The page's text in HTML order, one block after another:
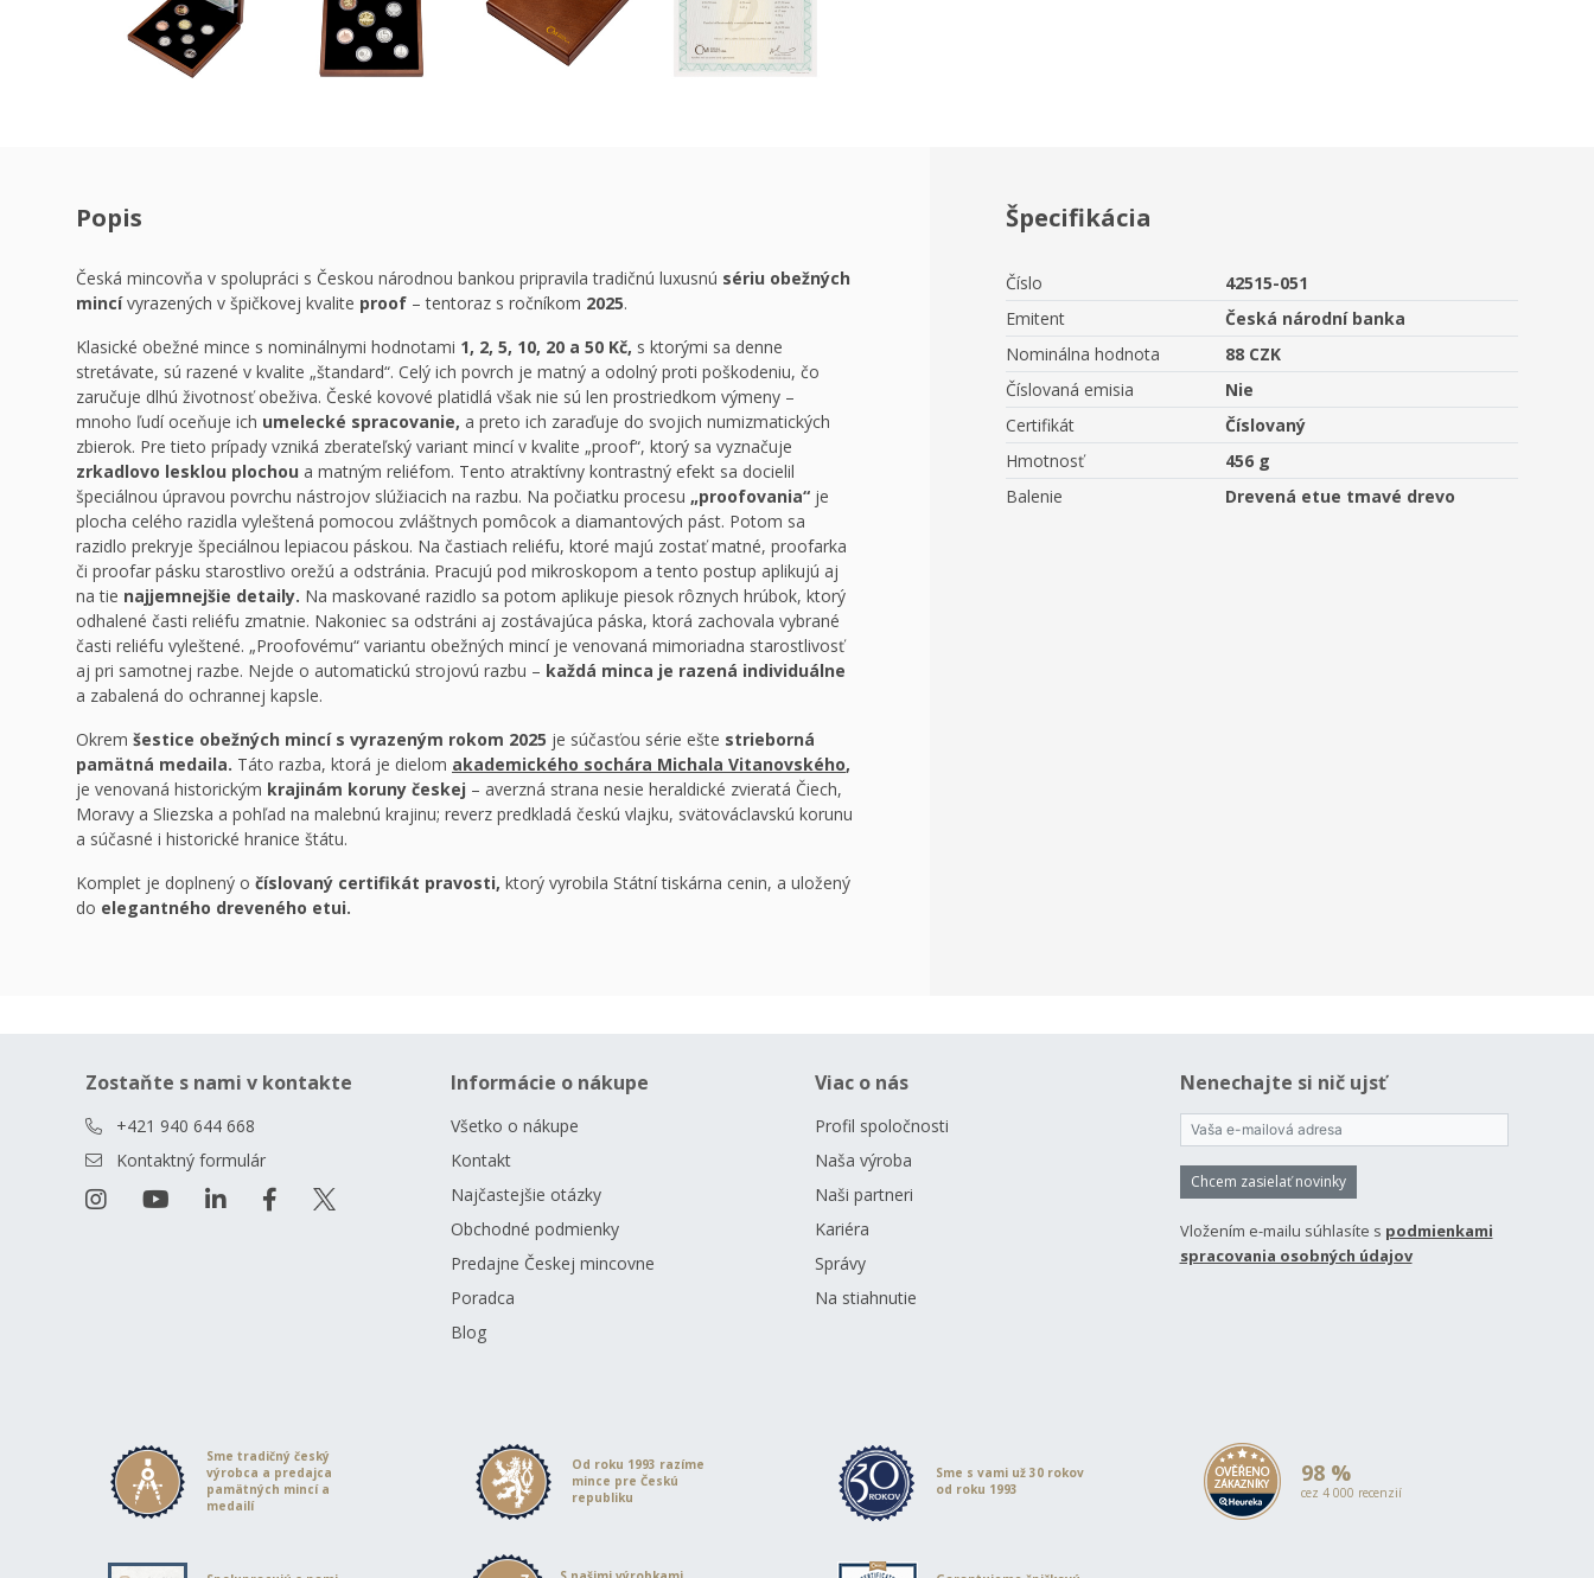
Popis
Česká mincovňa v spolupráci s Českou národnou bankou pripravila tradičnú luxusnú sériu obežných
mincívyrazených v špičkovej kvalite proof – tentoraz s ročníkom 2025.
Klasické obežné mince s nominálnymi hodnotami 1, 2, 5, 10, 20 a 50 Kč, s ktorými sa denne
stretávate, sú razené v kvalite „štandard“. Celý ich povrch je matný a odolný proti poškodeniu, čo
zaručuje dlhú životnosť obeživa. České kovové platidlá však nie sú len prostriedkom výmeny –
mnoho ľudí oceňuje ich umelecké spracovanie, a preto ich zaraďuje do svojich numizmatických
zbierok. Pre tieto prípady vzniká zberateľský variant mincí v kvalite „proof“, ktorý sa vyznačuje
zrkadlovo lesklou plochou a matným reliéfom. Tento atraktívny kontrastný efekt sa docielil
špeciálnou úpravou povrchu nástrojov slúžiacich na razbu. Na počiatku procesu „proofovania“ je
plocha celého razidla vyleštená pomocou zvláštnych pomôcok a diamantových pást. Potom sa
razidlo prekryje špeciálnou lepiacou páskou. Na častiach reliéfu, ktoré majú zostať matné, proofarka
či proofar pásku starostlivo orežú a odstránia. Pracujú pod mikroskopom a tento postup aplikujú aj
na tie najjemnejšie detaily. Na maskované razidlo sa potom aplikuje piesok rôznych hrúbok, ktorý
odhalené časti reliéfu zmatnie. Nakoniec sa odstráni aj zostávajúca páska, ktorá zachovala vybrané
časti reliéfu vyleštené. „Proofovému“ variantu obežných mincí je venovaná mimoriadna starostlivosť
aj pri samotnej razbe. Nejde o automatickú strojovú razbu – každá minca je razená individuálne
a zabalená do ochrannej kapsle.
Okrem šestice obežných mincí s vyrazeným rokom 2025 je súčasťou série ešte strieborná
pamätná medaila. Táto razba, ktorá je dielom akademického sochára Michala Vitanovského,
je venovaná historickým krajinám koruny českej – averzná strana nesie heraldické zvieratá Čiech,
Moravy a Sliezska a pohľad na malebnú krajinu; reverz predkladá českú vlajku, svätováclavskú korunu
a súčasné i historické hranice štátu.
Komplet je doplnený o číslovaný certifikát pravosti, ktorý vyrobila Státní tiskárna cenin, a uložený
do elegantného dreveného etui.
Špecifikácia
Číslo
42515-051
Emitent
Česká národní banka
Nominálna hodnota
88 CZK
Číslovaná emisia
Nie
Certifikát
Číslovaný
Hmotnosť
456 g
Balenie
Drevená etue tmavé drevo
Zostaňte s nami v kontakte
+421 940 644 668
Kontaktný formulár
Informácie o nákupe
Všetko o nákupe
Kontakt
Najčastejšie otázky
Obchodné podmienky
Predajne Českej mincovne
Poradca
Blog
Viac o nás
Profil spoločnosti
Naša výroba
Naši partneri
Kariéra
Správy
Na stiahnutie
Nenechajte si nič ujsť
Chcem zasielať novinky
Vložením e-mailu súhlasíte s podmienkami
spracovania osobných údajov
Sme tradičný český
výrobca a predajca
pamätných mincí a
medailí
Od roku 1993 razíme
mince pre Českú
republiku
Sme s vami už 30 rokov
od roku 1993
98 %
cez 4 000 recenzií